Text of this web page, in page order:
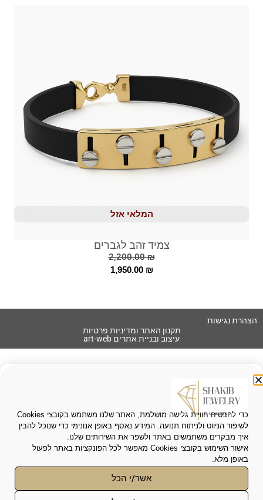
המלאי אזל
צמיד זהב לגברים
2,200.00₪
1,950.00 ₪
הצהרת נגישות
תקנון האתר ומדיניות פרטיות
עיצוב ובניית אתרים art-web
כדי להבטיח חוויית גלישה מושלמת, האתר שלנו משתמש בקובצי Cookies
לשיפור הניווט ולניתוח תנועה. המידע נאסף באופן אנונימי כדי שנוכל להבין
איך מבקרים משתמשים באתר ולשפר את השירותים שלנו.
אישור השימוש בקובצי Cookies מאפשר לכל הפונקציות באתר לפעול
באופן מלא.
אשר/י הכל